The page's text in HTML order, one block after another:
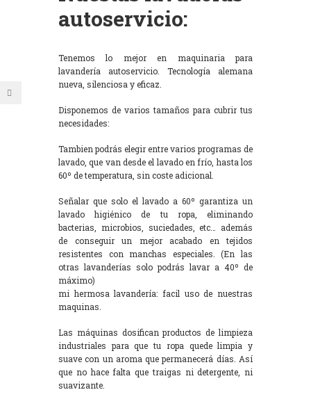
autoservicio:
Tenemos lo mejor en maquinaria para
lavandería autoservicio. Tecnología alemana
nueva, silenciosa y eficaz.
Disponemos de varios tamaños para cubrir tus
necesidades:
Tambien podrás elegir entre varios programas de
lavado, que van desde el lavado en frío, hasta los
60º de temperatura, sin coste adicional.
Señalar que solo el lavado a 60º garantiza un
lavado higiénico de tu ropa, eliminando
bacterias, microbios, suciedades, etc… además
de conseguir un mejor acabado en tejidos
resistentes con manchas especiales. (En las
otras lavanderías solo podrás lavar a 40º de
máximo)
mi hermosa lavandería: facil uso de nuestras
maquinas.
Las máquinas dosifican productos de limpieza
industriales para que tu ropa quede limpia y
suave con un aroma que permanecerá días. Así
que no hace falta que traigas ni detergente, ni
suavizante.